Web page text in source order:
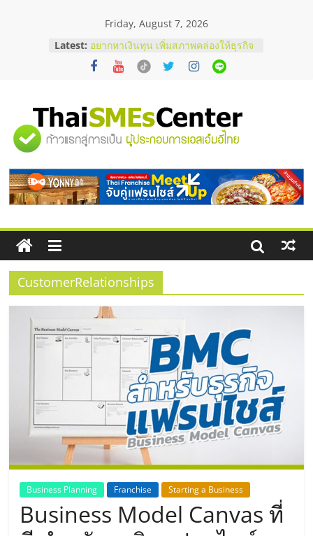
Friday, August 7, 2026
Latest:
บริษัท Cybersecurity ในไทยที่ไหนดี?
วิธีเลือกผู้ให้บริการให้คุ้มค่าและตอบ
โจทย์ธุรกิจ
อยากหาเงินทุน เพิ่มสภาพคล่องให้ธุรกิจ
บริการน้ำมัน Shell
สัมมนาลงทุน แฟรนไชส์ยอนนี่
ThaiFranchise Meet Up จับคู่แฟรน
ร้านเครื่องเสียงคุณภาพสูง พร้อม
โซลูชันระบบภาพและเสียง
"ศูนย์
รวม
ข้อมูล
ธุรกิจ
SME
แห่ง
ประเทศไทย,
ThaiSMEsCenter,
รวม
ธุรกิจ
เอ
CustomerRelationships
Business Planning Franchise Starting a Business
Business Model Canvas ที่